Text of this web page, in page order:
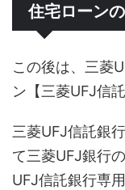
住宅ローン
この後は、三菱
ン【三菱UFJ信
三菱UFJ信託銀
て三菱UFJ銀行
UFJ信託銀行専